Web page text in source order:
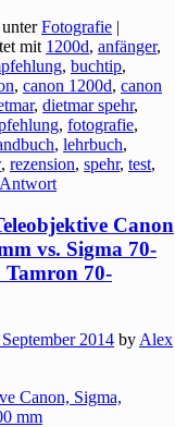
Fotografie |
mit 1200d,anfänger,
,buchtip,
,canon 1200d,canon
,dietmar spehr,
,fotografie,
,lehrbuch,
,rezension,spehr,test,
Antwort
Canon
vs. Sigma 70-
Tamron 70-
2014 by Alex